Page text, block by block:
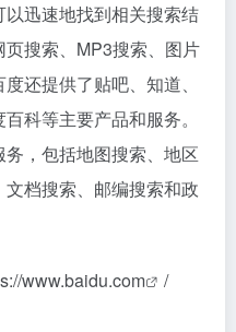
迅速地找到相关搜索结
搜索、MP3搜索、图片
还提供了贴吧、知道、
科等主要产品和服务。
，包括地图搜索、地区
档搜索、邮编搜索和政
www.baidu.com /